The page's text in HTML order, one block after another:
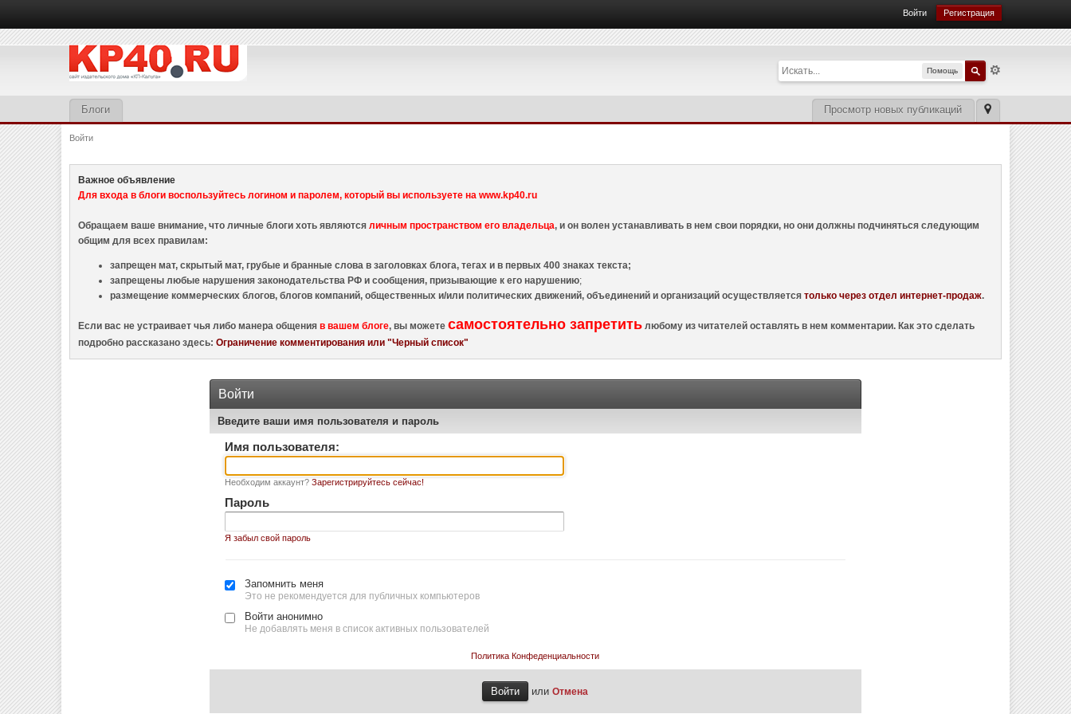
Войти Регистрация
Помощь
Просмотр новых публикаций
Блоги
Войти
Важное объявление
Для входа в блоги воспользуйтесь логином и паролем, который вы используете на www.kp40.ru
Обращаем ваше внимание, что личные блоги хоть являютсяличным пространством его владельца, и он волен устанавливать в нем свои порядки, но они должны подчиняться следующим
общим для всех правилам:
запрещен мат, скрытый мат, грубые и бранные слова в заголовках блога, тегах и в первых 400 знаках текста;
запрещены любые нарушения законодательства РФ и сообщения, призывающие к его нарушению;
размещение коммерческих блогов, блогов компаний, общественных и/или политических движений, объединений и организаций осуществляетсятолько через отдел интернет-продаж.
Если вас не устраивает чья либо манера общенияв вашем блоге, вы можетесамостоятельно запретить любому из читателей оставлять в нем комментарии. Как это сделать
подробно рассказано здесь:Ограничение комментирования или "Черный список"
Войти
Введите ваши имя пользователя и пароль
Имя пользователя:
Необходим аккаунт? Зарегистрируйтесь сейчас!
Пароль
Я забыл свой пароль
Запомнить меня
Это не рекомендуется для публичных компьютеров
Войти анонимно
Не добавлять меня в список активных пользователей
Политика Конфеденциальности
илиОтмена